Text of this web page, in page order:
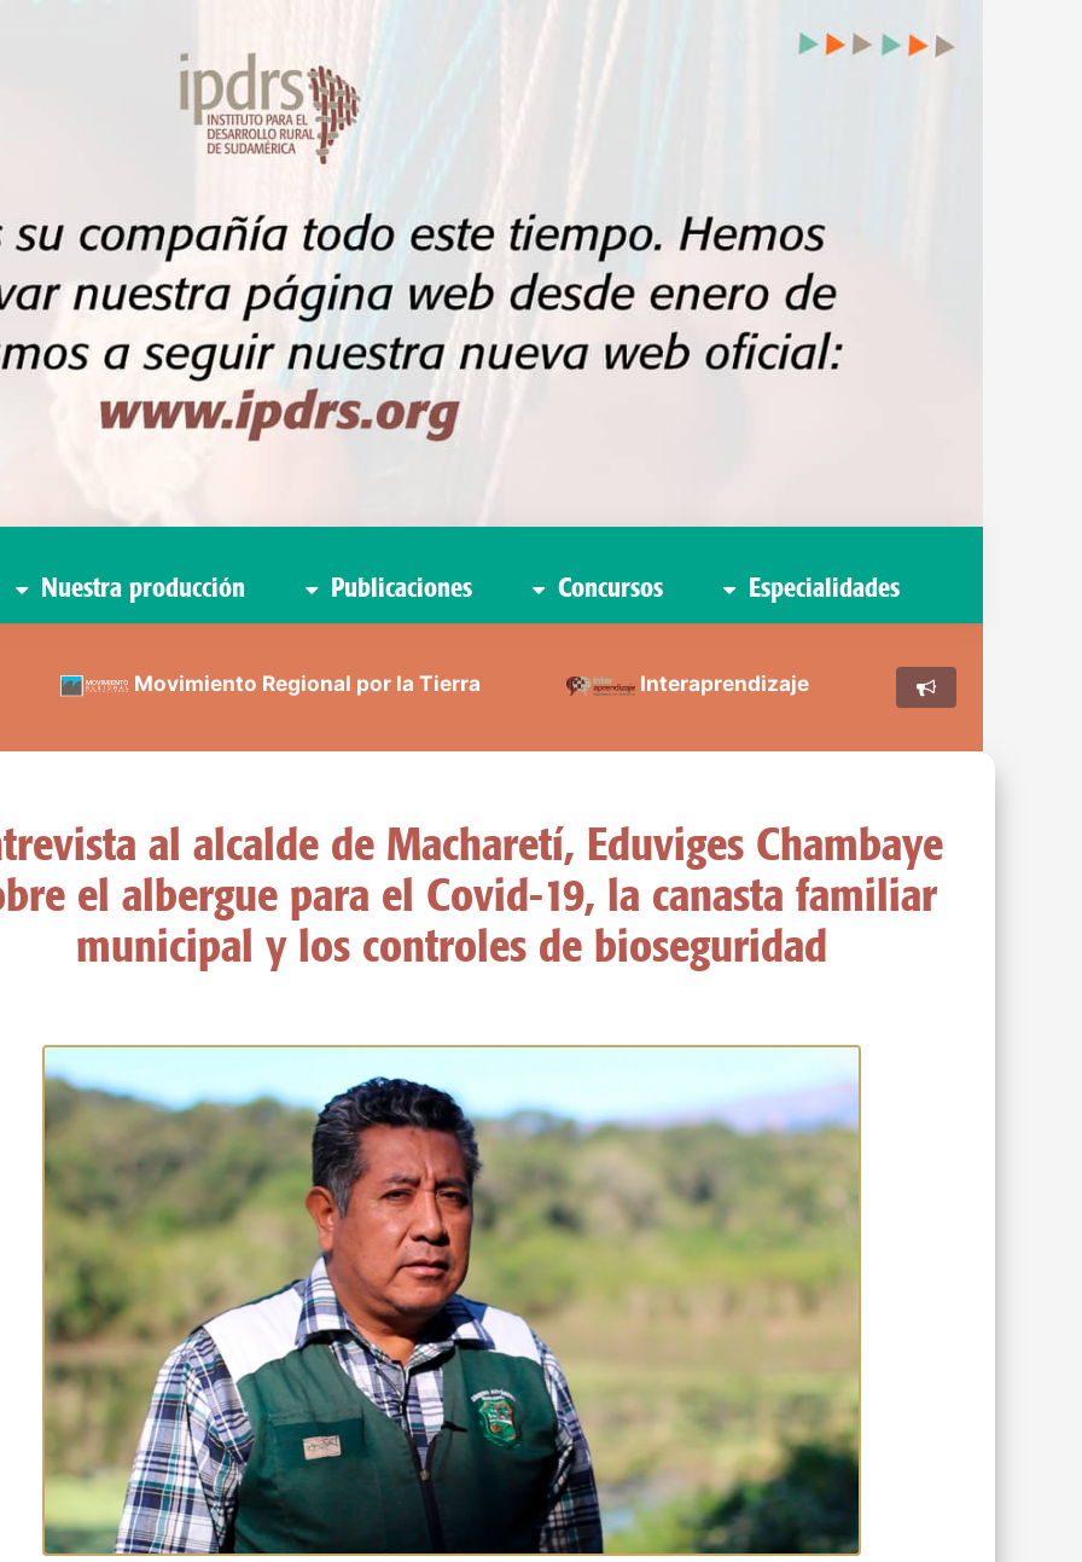
Nuestra producción Publicaciones Concursos Especialidades
Movimiento Regional por la Tierra Interaprendizaje
al alcalde de Macharetí, Eduviges Chambaye
el albergue para el Covid-19, la canasta familiar
municipal y los controles de bioseguridad